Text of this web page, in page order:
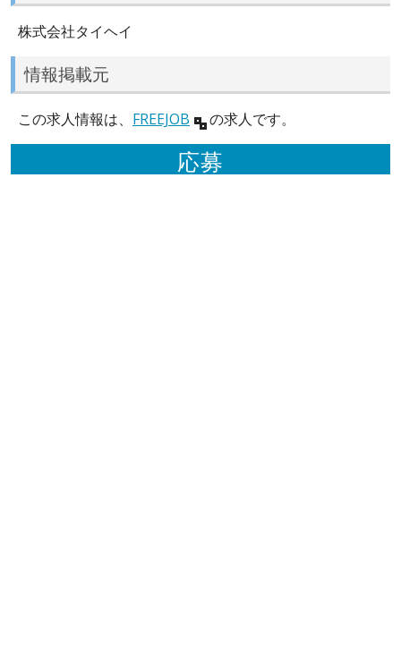
株式会社タイヘイ
情報掲載元
この求人情報は、 FREEJOB の求人です。
応募